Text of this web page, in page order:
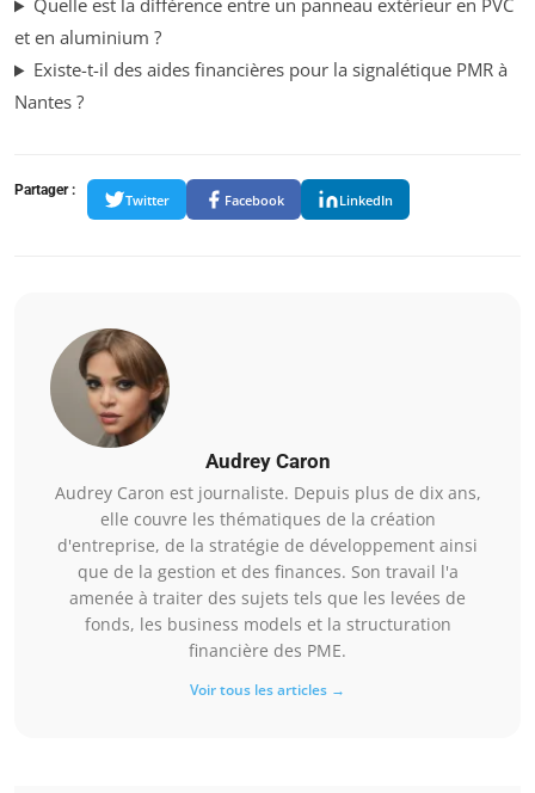
Quelle est la différence entre un panneau extérieur en PVC
et en aluminium ?
Existe-t-il des aides financières pour la signalétique PMR à
Nantes ?
Partager :
Twitter Facebook LinkedIn
Audrey Caron
Audrey Caron est journaliste. Depuis plus de dix ans,
elle couvre les thématiques de la création
d'entreprise, de la stratégie de développement ainsi
que de la gestion et des finances. Son travail l'a
amenée à traiter des sujets tels que les levées de
fonds, les business models et la structuration
financière des PME.
Voir tous les articles →